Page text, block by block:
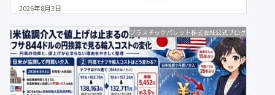
2026年8月3日
プラスチックパレット株式会社公式ブログ